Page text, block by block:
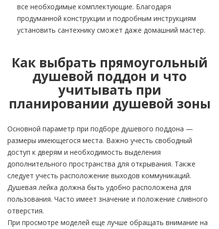
все необходимые комплектующие. Благодаря
продуманной конструкции и подробным инструкциям
установить сантехнику сможет даже домашний мастер.
Как выбрать прямоугольный
душевой поддон и что
учитывать при
планировании душевой зоны
Основной параметр при подборе душевого поддона —
размеры имеющегося места. Важно учесть свободный
доступ к дверям и необходимость выделения
дополнительного пространства для открывания. Также
следует учесть расположение выходов коммуникаций.
Душевая лейка должна быть удобно расположена для
пользования. Часто имеет значение и положение сливного
отверстия.
При просмотре моделей еще лучше обращать внимание на